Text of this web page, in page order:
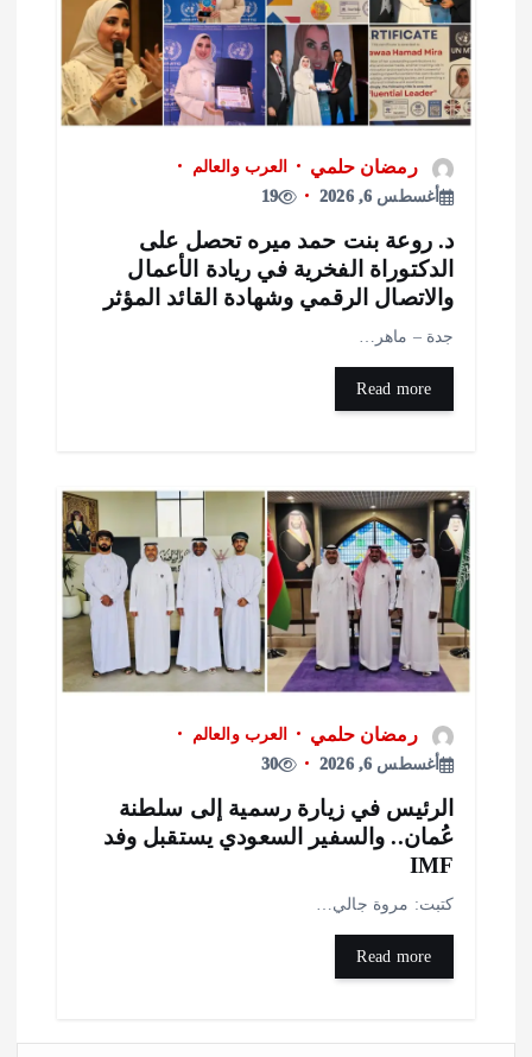
رمضان حلمي
العرب والعالم
أغسطس 6, 2026
19
روعة بنت حمد ميره تحصل على
الفخرية في ريادة الأعمال
الرقمي وشهادة القائد المؤثر
– ماهر…
رمضان حلمي
العرب والعالم
أغسطس 6, 2026
30
في زيارة رسمية إلى سلطنة
والسفير السعودي يستقبل وفد
مروة جالي…